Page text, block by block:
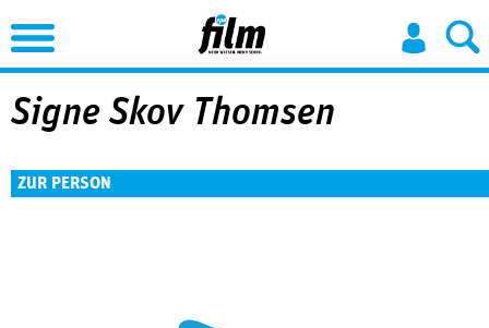
Jump to Navigation
Signe Skov Thomsen
ZUR PERSON